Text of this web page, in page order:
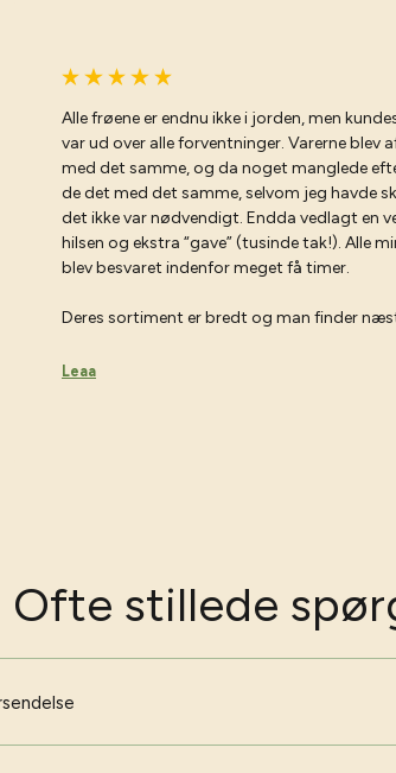
Alle frøene er endnu ikke i jorden, men
var ud over alle forventninger. Varerne blev
med det samme, og da noget manglede
de det med det samme, selvom jeg havde
det ikke var nødvendigt. Endda vedlagt en
hilsen og ekstra “gave” (tusinde tak!). Alle
blev besvaret indenfor meget få timer.
Deres sortiment er bredt og man finder
Leaa
Ofte stillede